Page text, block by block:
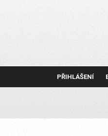
PŘIHLÁŠENÍ